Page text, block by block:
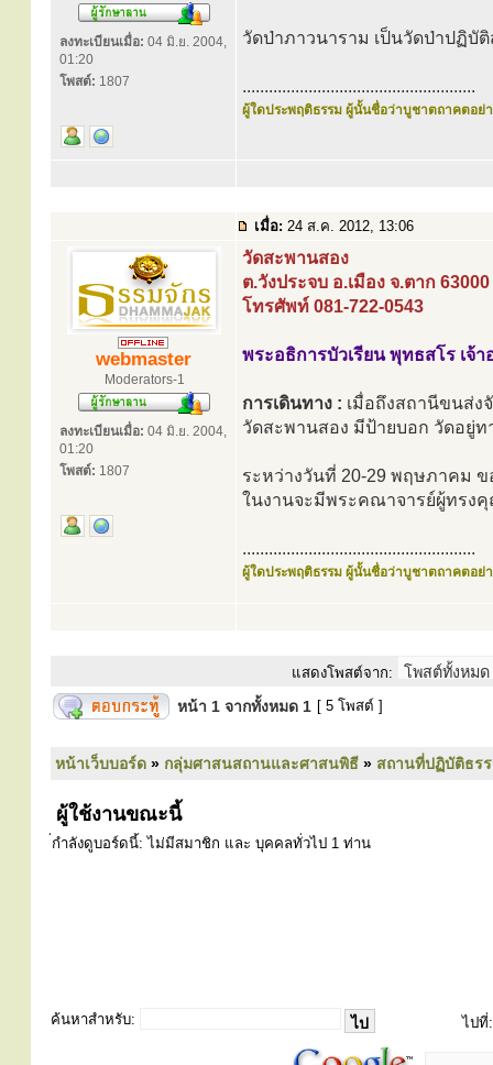
ลงทะเบียนเมื่อ: 04 มิ.ย. 2004,
01:20
โพสต์: 1807
วัดป่าภาวนาราม เป็นวัดป่าปฏิบั
.....................................................
ผู้ใดประพฤติธรรม ผู้นั้นชื่อว่าบูชาตถาคตอย่า
เมื่อ: 24 ส.ค. 2012, 13:06
webmaster
Moderators-1
ลงทะเบียนเมื่อ: 04 มิ.ย. 2004,
01:20
โพสต์: 1807
วัดสะพานสอง
ต.วังประจบ อ.เมือง จ.ตาก 63000
โทรศัพท์ 081-722-0543
พระอธิการบัวเรียน พุทธสโร เจ้า
การเดินทาง : เมื่อถึงสถานีขนส่ง
วัดสะพานสอง มีป้ายบอก วัดอยู่ท
ระหว่างวันที่ 20-29 พฤษภาคม
ในงานจะมีพระคณาจารย์ผู้ทรง
.....................................................
ผู้ใดประพฤติธรรม ผู้นั้นชื่อว่าบูชาตถาคตอย่า
แสดงโพสต์จาก:
หน้า 1 จากทั้งหมด 1 [ 5 โพสต์ ]
หน้าเว็บบอร์ด » กลุ่มศาสนสถานและศาสนพิธี » สถานที่ปฏิบัติธร
ผู้ใช้งานขณะนี้
่กำลังดูบอร์ดนี้: ไม่มีสมาชิก และ บุคคลทั่วไป 1 ท่าน
ค้นหาสำหรับ: ไปที่: